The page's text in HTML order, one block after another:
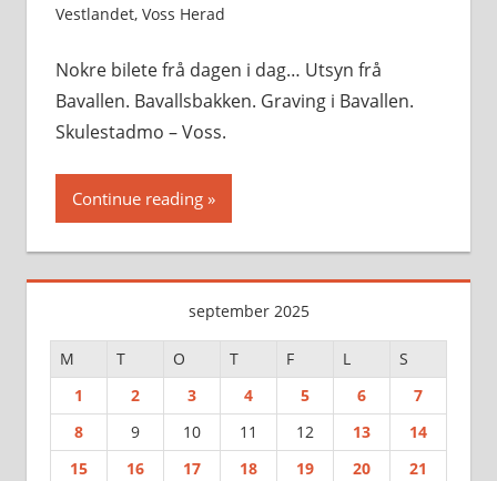
Vestlandet, Voss Herad
Nokre bilete frå dagen i dag… Utsyn frå
Bavallen. Bavallsbakken. Graving i Bavallen.
Skulestadmo – Voss.
Continue reading
september 2025
M T O T F L
S
1
2 3 4 5 6
7
8
9 10 11 12 13
14
15
16 17 18 19 20
21